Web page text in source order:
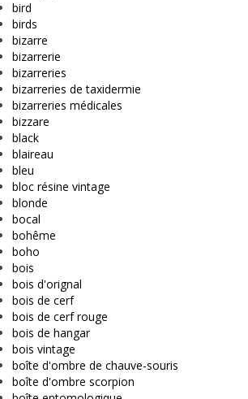
bird
birds
bizarre
bizarrerie
bizarreries
bizarreries de taxidermie
bizarreries médicales
bizzare
black
blaireau
bleu
bloc résine vintage
blonde
bocal
bohême
boho
bois
bois d'orignal
bois de cerf
bois de cerf rouge
bois de hangar
bois vintage
boîte d'ombre de chauve-souris
boîte d'ombre scorpion